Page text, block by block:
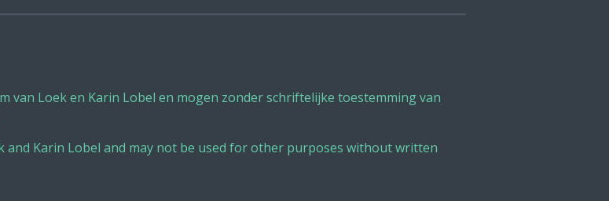
van Loek en Karin Lobel en mogen zonder schriftelijke toestemming van
Karin Lobel and may not be used for other purposes without written